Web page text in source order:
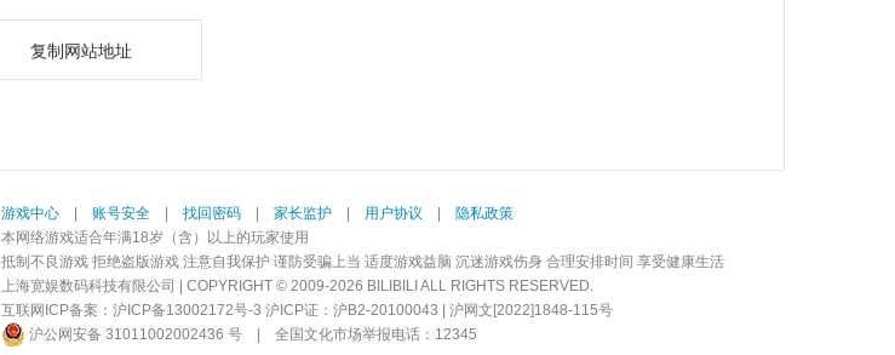
复制网站地址
游戏中心 账号安全 找回密码 家长监护 用户协议
隐私政策
本网络游戏适合年满18岁（含）以上的玩家使用
抵制不良游戏 拒绝盗版游戏 注意自我保护 谨防受骗上当 适度游戏益脑 沉迷游戏伤身 合理安排时间 享受健康生活
上海宽娱数码科技有限公司 | COPYRIGHT © 2009-2026 BILIBILI ALL RIGHTS RESERVED.
互联网ICP备案： 沪ICP备13002172号-3 沪ICP证：沪B2-20100043 | 沪网文[2022]1848-115号
沪公网安备 31011002002436 号
全国文化市场举报电话：12345